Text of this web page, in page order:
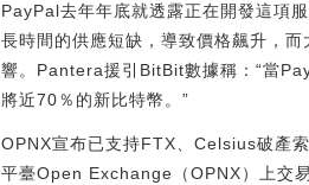
PayPal去年年底就透露正在開發這項
長時間的供應短缺，導致價格飆升，
響。Pantera援引BitBit數據稱：“當
將近70％的新比特幣。”
OPNX宣布已支持FTX、Celsius破產
平臺Open Exchange（OPNX）上交